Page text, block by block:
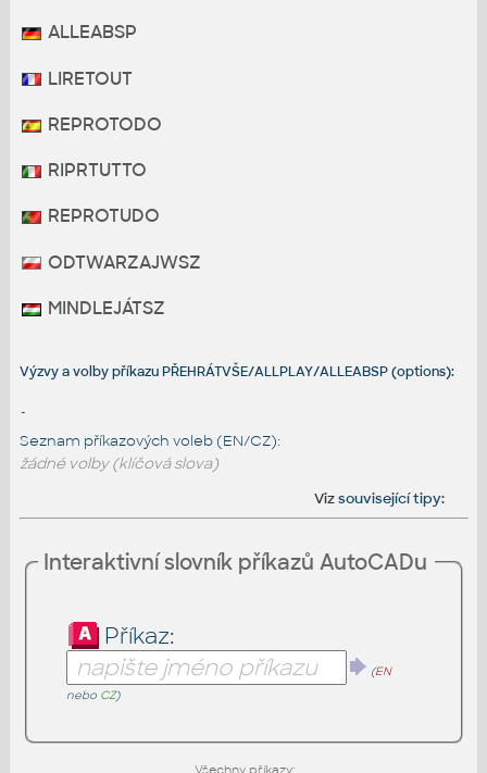
ALLEABSP
LIRETOUT
REPROTODO
RIPRTUTTO
REPROTUDO
ODTWARZAJWSZ
MINDLEJÁTSZ
Výzvy a volby příkazu PŘEHRÁTVŠE/ALLPLAY/ALLEABSP (options):
-
Seznam příkazových voleb (EN/CZ):
žádné volby (klíčová slova)
Vizsouvisející tipy:
Interaktivní slovník příkazů AutoCADu
Příkaz:
(EN
nebo CZ)
Všechny příkazy: